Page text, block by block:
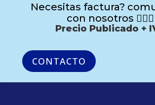
Necesitas factura?
con nosotros 🙋🏻‍♂️
Precio Publicado +
CONTACTO